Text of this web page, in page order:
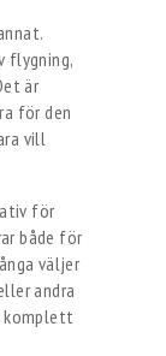
flygning,
är
för den
vill
för
både för
väljer
andra
komplett